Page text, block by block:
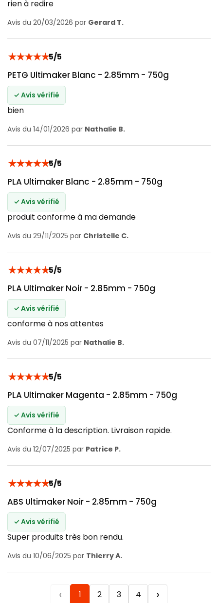
rien à redire
Avis du 20/03/2026 par Gerard T.
★★★★★5/5
PETG Ultimaker Blanc - 2.85mm - 750g
✓ Avis vérifié
bien
Avis du 14/01/2026 par Nathalie B.
★★★★★5/5
PLA Ultimaker Blanc - 2.85mm - 750g
✓ Avis vérifié
produit conforme à ma demande
Avis du 29/11/2025 par Christelle C.
★★★★★5/5
PLA Ultimaker Noir - 2.85mm - 750g
✓ Avis vérifié
conforme à nos attentes
Avis du 07/11/2025 par Nathalie B.
★★★★★5/5
PLA Ultimaker Magenta - 2.85mm - 750g
✓ Avis vérifié
Conforme à la description. Livraison rapide.
Avis du 12/07/2025 par Patrice P.
★★★★★5/5
ABS Ultimaker Noir - 2.85mm - 750g
✓ Avis vérifié
Super produits très bon rendu.
Avis du 10/06/2025 par Thierry A.
‹ 1 2 3 4 ›